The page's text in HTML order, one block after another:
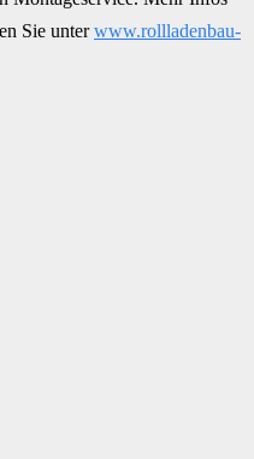
Sie unterwww.rollladenbau-